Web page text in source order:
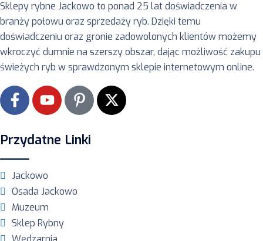
Sklepy rybne Jackowo to ponad 25 lat doświadczenia w
branży połowu oraz sprzedaży ryb. Dzięki temu
doświadczeniu oraz gronie zadowolonych klientów możemy
wkroczyć dumnie na szerszy obszar, dając możliwość zakupu
świeżych ryb w sprawdzonym sklepie internetowym online.
Przydatne Linki
Jackowo
Osada Jackowo
Muzeum
Sklep Rybny